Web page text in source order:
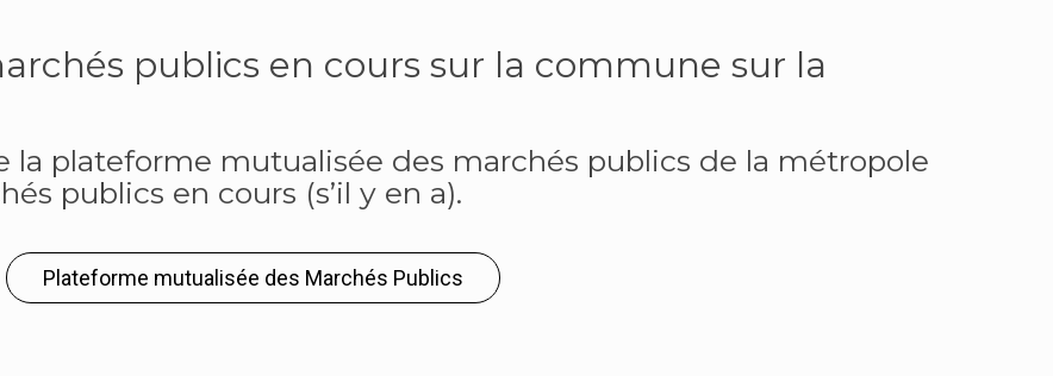
publics en cours sur la commune sur la
la plateforme mutualisée des marchés publics de la métropole
publics en cours (s’il y en a).
Plateforme mutualisée des Marchés Publics